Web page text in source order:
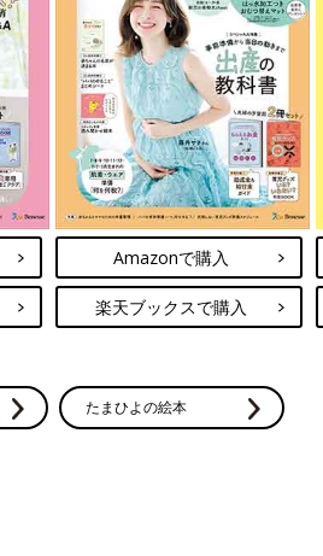
Amazonで購入
楽天ブックスで購入
たまひよの絵本